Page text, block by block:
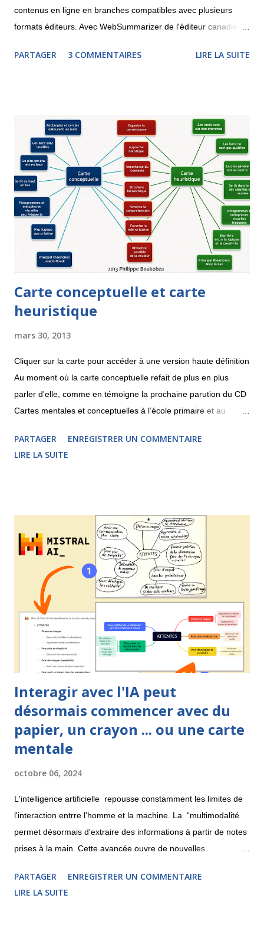
contenus en ligne en branches compatibles avec plusieurs
formats éditeurs. Avec WebSummarizer de l'éditeur canadien
Wikipedia ou d'indiquer l'adresse d'une page Web afin de
concepts les plus importants et y rattache des parties du
contenu. Il est nécessaire, une fois la carte téléchargée, de
simplifier les branches car elles comportent beaucoup de texte.
Quoi qu'il en soit, ceci n'est qu'un début et le mind mapping se
rapproche à grand pas de la recherche documentaire, sur le
Web et pourquoi pas dans une base de donnée. Voici ci-
dessous une recherche et la carte insérable dans un site qui
en rés...
PARTAGER 3 COMMENTAIRES LIRE LA SUITE
Carte conceptuelle et carte
heuristique
mars 30, 2013
Cliquer sur la carte pour accéder à une version haute définition
Au moment où la carte conceptuelle refait de plus en plus
parler d'elle, comme en témoigne la prochaine parution du CD
Cartes mentales et conceptuelles à l’école primaire et au
les points communs entre la carte heuristique et la carte
conceptuelle. La carte conceptuelle apparaît sur le devant de
s'appuie sur les travaux de l'auteur, formateur et entrepreneur
britannique Tony Buzan . Ces deux techniques, comme nous
pouvons le voir ci-dessus, partagent de nombreux points
communs mais il ne faut pas les confondre. Personnellement,
j'utilise la carte conceptuelle lorsque je veux formaliser des
connaissances, remettre les concepts en ordre afin d'êt...
PARTAGER
ENREGISTRER UN COMMENTAIRE
LIRE LA SUITE
Interagir avec l'IA peut
désormais commencer avec du
papier, un crayon ... ou une carte
mentale
octobre 06, 2024
L'intelligence artificielle repousse constamment les limites de
l'interaction entrre l’homme et la machine. La “multimodalité
permet désormais d'extraire des informations à partir de notes
prises à la main. Cette avancée ouvre de nouvelles
cela ici. Pixtral : l'IA qui déchiffre vos croquis La licorne
française Mistral , spécialisée en IA, a récemment lancé Pixtral,
PARTAGER
ENREGISTRER UN COMMENTAIRE
LIRE LA SUITE